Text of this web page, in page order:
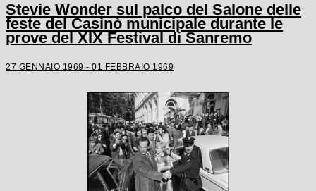
Stevie Wonder sul palco del Salone delle
feste del Casinò municipale durante le
prove del XIX Festival di Sanremo
27 GENNAIO 1969 - 01 FEBBRAIO 1969